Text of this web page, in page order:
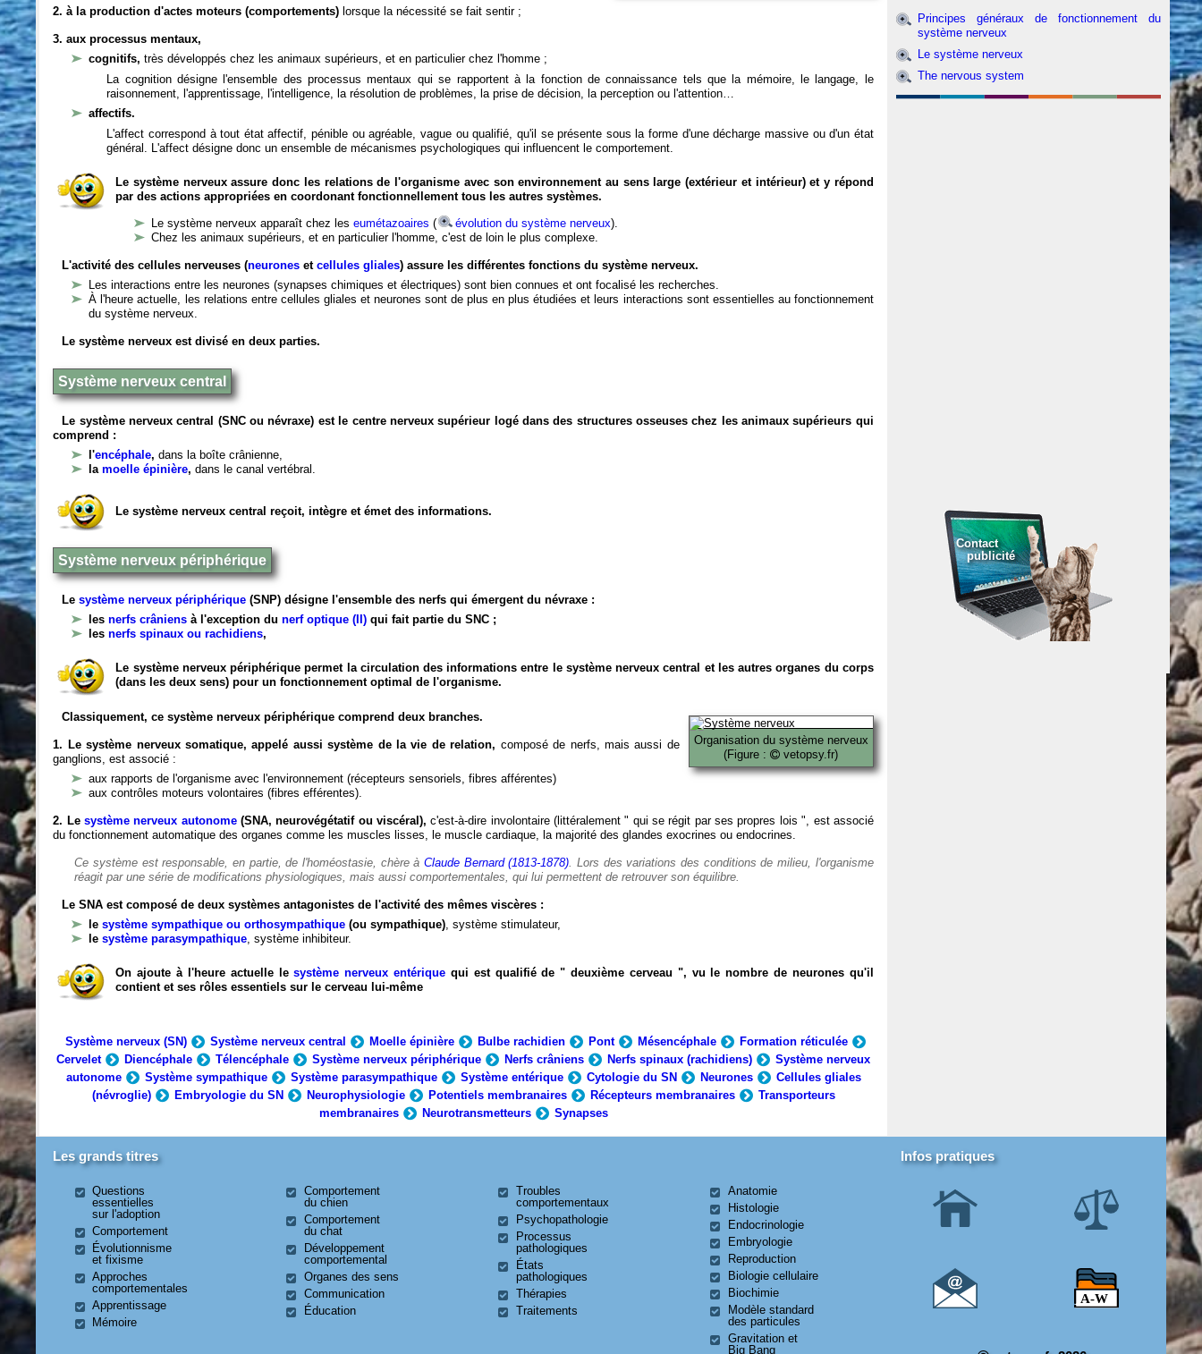
2. à la production d'actes moteurs (comportements) lorsque la nécessité se fait sentir ;
3. aux processus mentaux,
cognitifs,très développés chez les animaux supérieurs, et en particulier chez l'homme ;
La cognition désigne l'ensemble des processus mentaux qui se rapportent à la fonction de connaissance tels que la mémoire, le langage, le
raisonnement, l'apprentissage, l'intelligence, la résolution de problèmes, la prise de décision, la perception ou l'attention…
affectifs.
L'affect correspond à tout état affectif, pénible ou agréable, vague ou qualifié, qu'il se présente sous la forme d'une décharge massive ou d'un état
général. L'affect désigne donc un ensemble de mécanismes psychologiques qui influencent le comportement.
Le système nerveux assure donc les relations de l'organisme avec son environnement au sens large (extérieur et intérieur) et y répond
par des actions appropriées en coordonant fonctionnellement tous les autres systèmes.
Le système nerveux apparaît chez leseumétazoaires ( évolution du système nerveux).
Chez les animaux supérieurs, et en particulier l'homme, c'est de loin le plus complexe.
L'activité des cellules nerveuses (neurones etcellules gliales) assure les différentes fonctions du système nerveux.
Les interactions entre les neurones (synapses chimiques et électriques) sont bien connues et ont focalisé les recherches.
À l'heure actuelle, les relations entre cellules gliales et neurones sont de plus en plus étudiées et leurs interactions sont essentielles au fonctionnement
du système nerveux.
Le système nerveux est divisé en deux parties.
Système nerveux central
Le système nerveux central (SNC ou névraxe) est le centre nerveux supérieur logé dans des structures osseuses chez les animaux supérieurs qui
comprend :
l'encéphale,dans la boîte crânienne,
lamoelle épinière,dans le canal vertébral.
Le système nerveux central reçoit, intègre et émet des informations.
Système nerveux périphérique
Lesystème nerveux périphérique (SNP) désigne l'ensemble des nerfs qui émergent du névraxe :
lesnerfs crâniens à l'exception du nerf optique (II) qui fait partie du SNC ;
lesnerfs spinaux ou rachidiens,
Le système nerveux périphérique permet la circulation des informations entre le système nerveux central et les autres organes du corps
(dans les deux sens) pour un fonctionnement optimal de l'organisme.
Organisation du système nerveux
(Figure :
vetopsy.fr)
Classiquement, ce système nerveux périphérique comprend deux branches.
1. Le système nerveux somatique, appelé aussi système de la vie de relation, composé de nerfs, mais aussi de
ganglions, est associé :
aux rapports de l'organisme avec l'environnement (récepteurs sensoriels, fibres afférentes)
aux contrôles moteurs volontaires (fibres efférentes).
2. Le système nerveux autonome(SNA, neurovégétatif ou viscéral), c'est-à-dire involontaire (littéralement " qui se régit par ses propres lois ", est associé
du fonctionnement automatique des organes comme les muscles lisses, le muscle cardiaque, la majorité des glandes exocrines ou endocrines.
Ce système est responsable, en partie, de l'homéostasie, chère àClaude Bernard (1813-1878). Lors des variations des conditions de milieu, l'organisme
réagit par une série de modifications physiologiques, mais aussi comportementales, qui lui permettent de retrouver son équilibre.
Le SNA est composé de deux systèmes antagonistes de l'activité des mêmes viscères :
lesystème sympathique ou orthosympathique (ou sympathique), système stimulateur,
lesystème parasympathique, système inhibiteur.
On ajoute à l'heure actuelle lesystème nerveux entérique qui est qualifié de " deuxième cerveau ", vu le nombre de neurones qu'il
contient et ses rôles essentiels sur le cerveau lui-même
Système nerveux (SN) Système nerveux central Moelle épinière Bulbe rachidien Pont Mésencéphale
Formation réticulée
Cervelet
Diencéphale Télencéphale Système nerveux périphérique Nerfs crâniens Nerfs spinaux (rachidiens)
Système nerveux
autonome
Système sympathique Système parasympathique Système entérique Cytologie du SN Neurones
Cellules gliales
(névroglie)
Embryologie du SN Neurophysiologie Potentiels membranaires Récepteurs membranaires
Transporteurs
membranaires
Neurotransmetteurs Synapses
Principes généraux de fonctionnement du
système nerveux
Le système nerveux
The nervous system
Contact
publicité
Les grands titres
Questions
essentielles
sur l'adoption
Comportement
Évolutionnisme
et fixisme
Approches
comportementales
Apprentissage
Mémoire
Comportement
du chien
Comportement
du chat
Développement
comportemental
Organes des sens
Communication
Éducation
Troubles
comportementaux
Psychopathologie
Processus
pathologiques
États
pathologiques
Thérapies
Traitements
Anatomie
Histologie
Endocrinologie
Embryologie
Reproduction
Biologie cellulaire
Biochimie
Modèle standard
des particules
Gravitation et
Big Bang
Infos pratiques